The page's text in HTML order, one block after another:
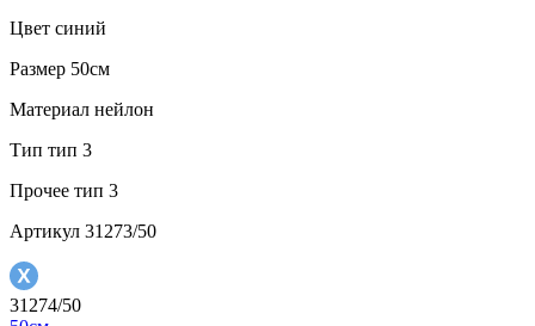
Цвет синий
Размер 50см
Материал нейлон
Тип тип 3
Прочее тип 3
Артикул 31273/50
31274/50